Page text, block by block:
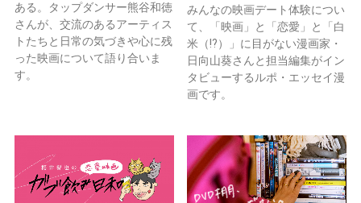
ある。タップダンサー熊谷和徳
さんが、交流のあるアーティス
トたちと日常の気づきや心に残
った映画について語り合いま
す。
みんなの映画デート体験につい
て、「映画」と「恋愛」と「白
米（!?）」に目がない漫画家・
日向山葵さんと担当編集がイン
タビューするルポ・エッセイ漫
画です。